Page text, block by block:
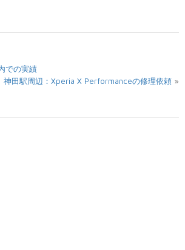
での実績
神田駅周辺：Xperia X Performanceの修理依頼 »